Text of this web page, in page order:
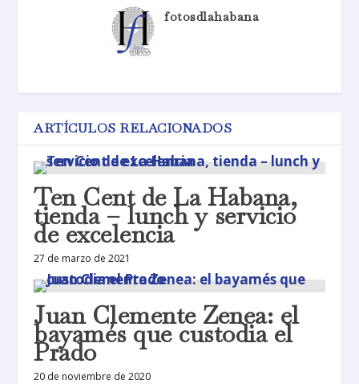
fotosdlahabana
ARTÍCULOS RELACIONADOS
Ten Cent de La Habana,
tienda – lunch y servicio
de excelencia
27 de marzo de 2021
Juan Clemente Zenea: el
bayamés que custodia el
Prado
20 de noviembre de 2020